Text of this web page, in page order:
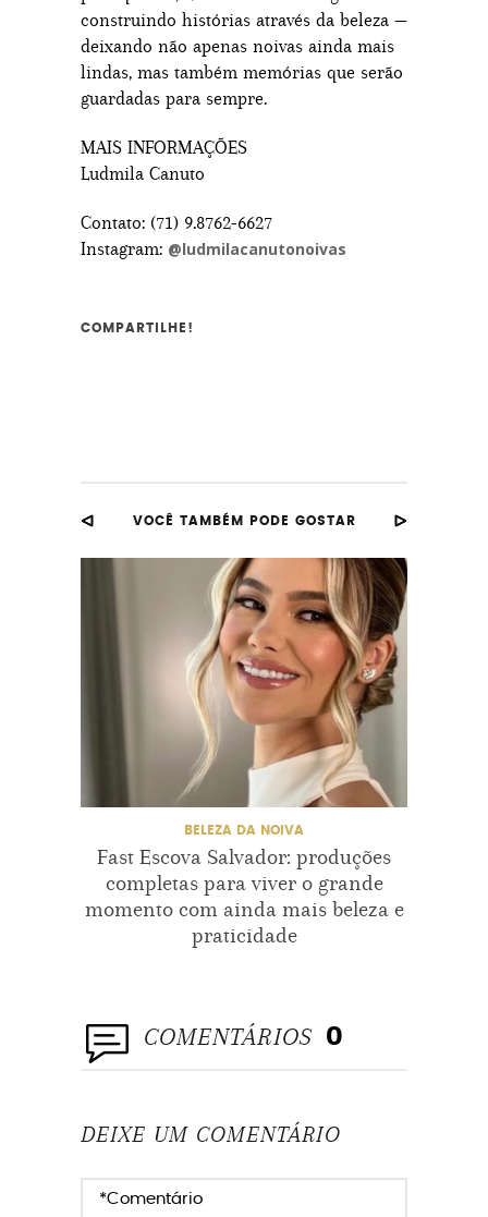
construindo histórias através da beleza —
deixando não apenas noivas ainda mais
lindas, mas também memórias que serão
guardadas para sempre.
MAIS INFORMAÇÕES
Ludmila Canuto
Contato: (71) 9.8762-6627
Instagram: @ludmilacanutonoivas
COMPARTILHE!
VOCÊ TAMBÉM PODE GOSTAR
BELEZA DA NOIVA
Fast Escova Salvador: produções
completas para viver o grande
momento com ainda mais beleza e
praticidade
COMENTÁRIOS 0
DEIXE UM COMENTÁRIO